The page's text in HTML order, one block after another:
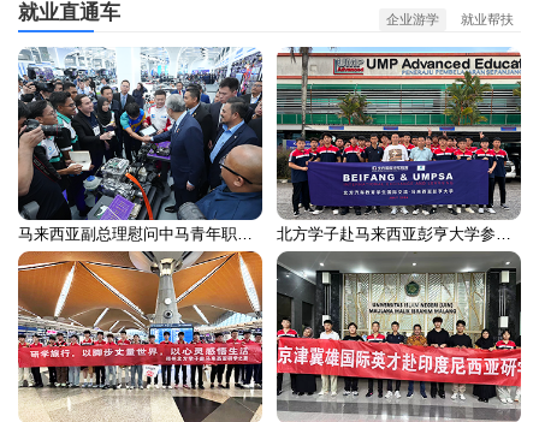
就业直通车 企业游学 就业帮扶